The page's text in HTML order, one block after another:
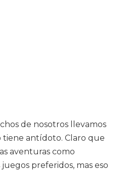
de nosotros llevamos
tiene antídoto. Claro que
aventuras como
preferidos, mas eso